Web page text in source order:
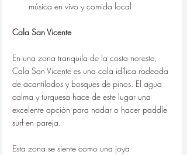
música en vivo y comida local
Cala San Vicente
En una zona tranquila de la costa noreste,
Cala San Vicente es una cala idílica rodeada
de acantilados y bosques de pinos. El agua
calma y turquesa hace de este lugar una
excelente opción para nadar o hacer paddle
surf en pareja.
Esta zona se siente como una joya